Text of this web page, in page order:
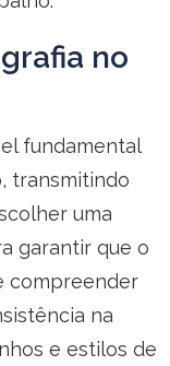
no
fundamental
transmitindo
uma
garantir que o
compreender
na
e estilos de